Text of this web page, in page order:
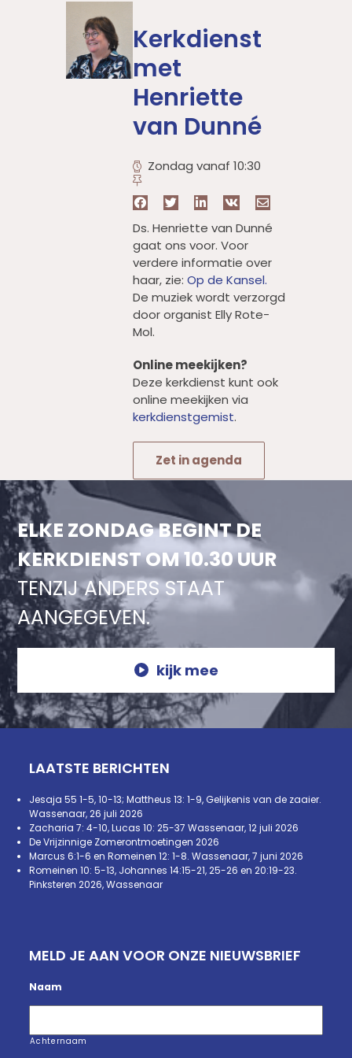
Kerkdienst
met
Henriette
van Dunné
Zondag vanaf 10:30
Ds. Henriette van Dunné
gaat ons voor. Voor
verdere informatie over
haar, zie: Op de Kansel.
De muziek wordt verzorgd
door organist Elly Rote-
Mol.
Online meekijken?
Deze kerkdienst kunt ook
online meekijken via
kerkdienstgemist.
Zet in agenda
ELKE ZONDAG BEGINT DE
KERKDIENST OM 10.30 UUR
TENZIJ ANDERS STAAT
AANGEGEVEN.
kijk mee
LAATSTE BERICHTEN
Jesaja 55 1-5, 10-13; Mattheus 13: 1-9, Gelijkenis van de zaaier.
Wassenaar, 26 juli 2026
Zacharia 7: 4-10, Lucas 10: 25-37 Wassenaar, 12 juli 2026
De Vrijzinnige Zomerontmoetingen 2026
Marcus 6:1-6 en Romeinen 12: 1-8. Wassenaar, 7 juni 2026
Romeinen 10: 5-13, Johannes 14:15-21, 25-26 en 20:19-23.
Pinksteren 2026, Wassenaar
MELD JE AAN VOOR ONZE NIEUWSBRIEF
Naam
Achternaam